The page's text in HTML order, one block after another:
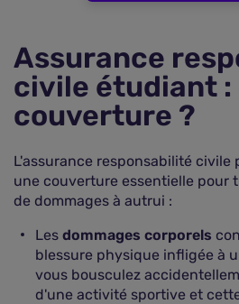
Assurance
civile étudiant :
couverture ?
L'assurance responsabilité
une couverture essentielle pour
de dommages à autrui :
Les dommages corporels
blessure physique infligée à
vous bousculez
d'une activité sportive et